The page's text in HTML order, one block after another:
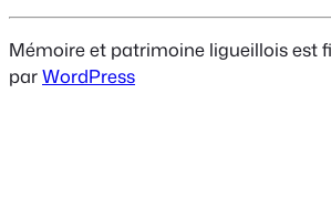
Mémoire et patrimoine ligueillois est
parWordPress